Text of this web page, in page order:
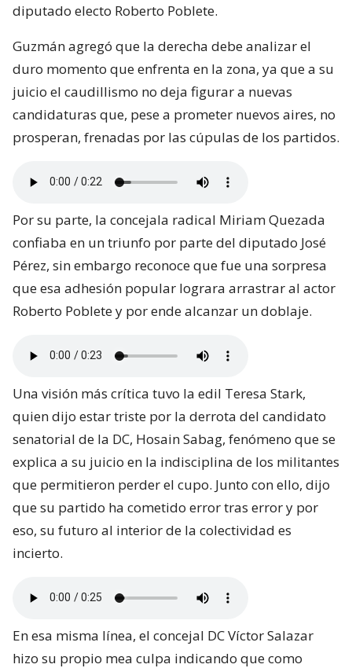
diputado electo Roberto Poblete.
Guzmán agregó que la derecha debe analizar el
duro momento que enfrenta en la zona, ya que a su
juicio el caudillismo no deja figurar a nuevas
candidaturas que, pese a prometer nuevos aires, no
prosperan, frenadas por las cúpulas de los partidos.
Por su parte, la concejala radical Miriam Quezada
confiaba en un triunfo por parte del diputado José
Pérez, sin embargo reconoce que fue una sorpresa
que esa adhesión popular lograra arrastrar al actor
Roberto Poblete y por ende alcanzar un doblaje.
Una visión más crítica tuvo la edil Teresa Stark,
quien dijo estar triste por la derrota del candidato
senatorial de la DC, Hosain Sabag, fenómeno que se
explica a su juicio en la indisciplina de los militantes
que permitieron perder el cupo. Junto con ello, dijo
que su partido ha cometido error tras error y por
eso, su futuro al interior de la colectividad es
incierto.
En esa misma línea, el concejal DC Víctor Salazar
hizo su propio mea culpa indicando que como